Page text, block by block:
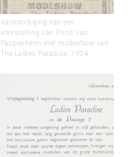
Aankondiging van een
voorstelling van Prins van
Pappenheim met modeshow van
The Ladies Paradise, 1924.